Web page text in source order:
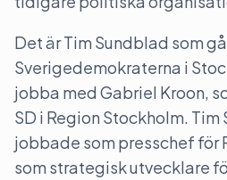
Det är Tim Sundblad som
Sverigedemokraterna i
jobba med Gabriel Kroon,
SD i Region Stockholm. Tim
jobbade som presschef för
som strategisk utvecklare